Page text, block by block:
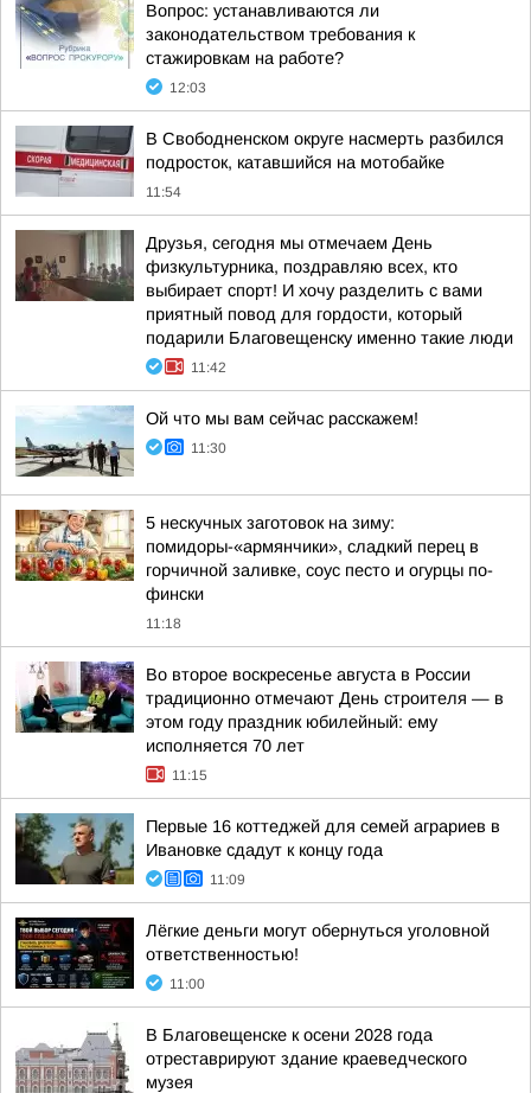
Вопрос: устанавливаются ли
законодательством требования к
стажировкам на работе?
12:03
В Свободненском округе насмерть разбился
подросток, катавшийся на мотобайке
11:54
Друзья, сегодня мы отмечаем День
физкультурника, поздравляю всех, кто
выбирает спорт! И хочу разделить с вами
приятный повод для гордости, который
подарили Благовещенску именно такие люди
11:42
Ой что мы вам сейчас расскажем!
11:30
5 нескучных заготовок на зиму:
помидоры-«армянчики», сладкий перец в
горчичной заливке, соус песто и огурцы по-
фински
11:18
Во второе воскресенье августа в России
традиционно отмечают День строителя — в
этом году праздник юбилейный: ему
исполняется 70 лет
11:15
Первые 16 коттеджей для семей аграриев в
Ивановке сдадут к концу года
11:09
Лёгкие деньги могут обернуться уголовной
ответственностью!
11:00
В Благовещенске к осени 2028 года
отреставрируют здание краеведческого
музея